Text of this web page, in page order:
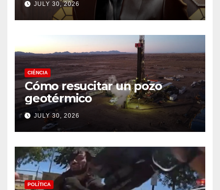
JULY 30, 2026
CIÉNCIA
Cómo resucitar un pozo
geotérmico
JULY 30, 2026
POLÍTICA